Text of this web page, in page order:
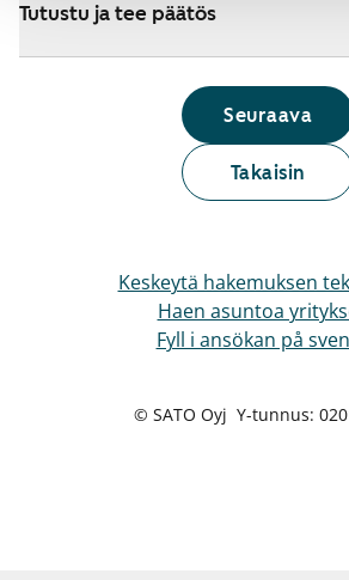
Tutustu ja tee päätös
Takaisin
Seuraava
Keskeytä hakemuksen
Haen asuntoa
Fyll i ansökan på
© SATO Oyj Y-tunnus: